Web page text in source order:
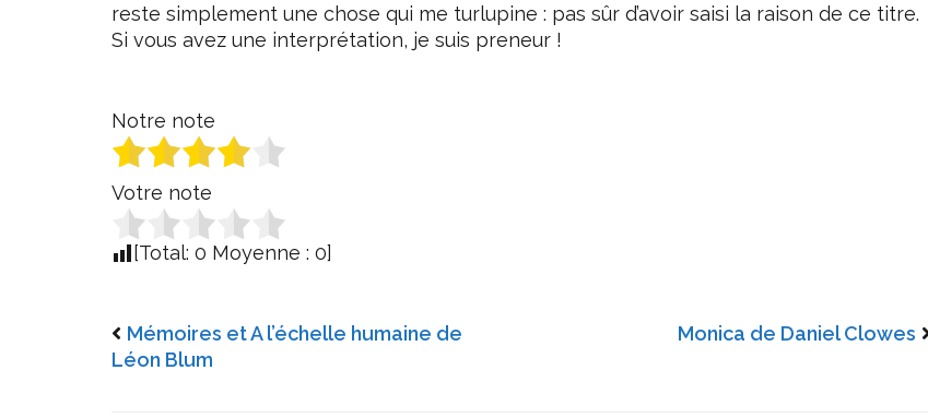
reste simplement une chose qui me turlupine : pas sûr d’avoir saisi la raison de ce titre.
Si vous avez une interprétation, je suis preneur !
Notre note
Votre note
[Total: 0 Moyenne : 0]
Mémoires et A l’échelle humaine de
Léon Blum
Monica de Daniel Clowes